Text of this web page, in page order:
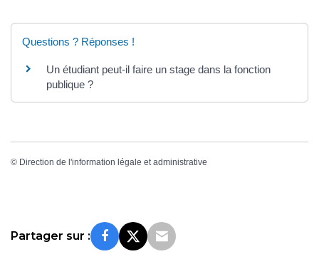
Questions ? Réponses !
Un étudiant peut-il faire un stage dans la fonction
publique ?
© Direction de l'information légale et administrative
Partager sur :